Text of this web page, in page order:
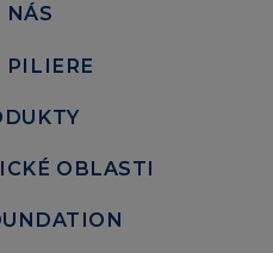
NÁS
PILIERE
OBLASTI